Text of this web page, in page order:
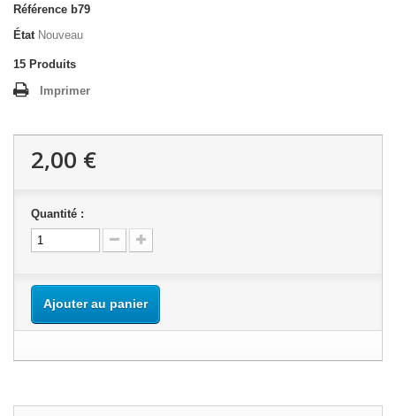
Référence b79
État Nouveau
15 Produits
Imprimer
2,00 €
Quantité :
Ajouter au panier